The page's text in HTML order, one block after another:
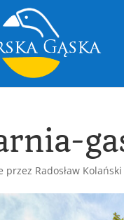
przez Radosław Kolański